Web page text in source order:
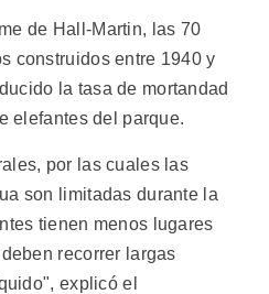
de Hall-Martin, las 70
construidos entre 1940 y
la tasa de mortandad
elefantes del parque.
por las cuales las
son limitadas durante la
tienen menos lugares
recorrer largas
explicó el